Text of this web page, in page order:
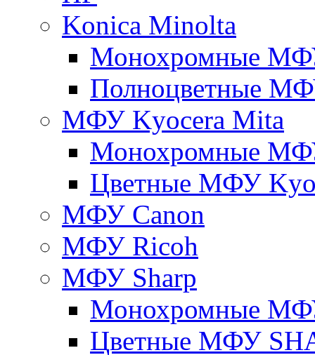
Konica Minolta
Монохромные
Полноцветные
МФУ Kyocera Mita
Монохромные
Цветные МФУ
МФУ Canon
МФУ Ricoh
МФУ Sharp
Монохромные
Цветные МФУ